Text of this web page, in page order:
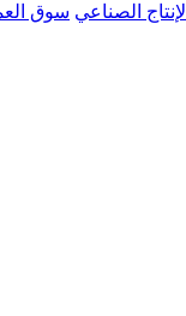
الإنتاج الصناعي سوق